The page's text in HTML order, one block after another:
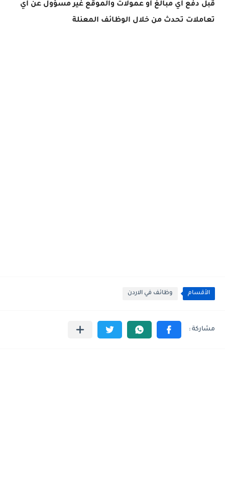
قبل دفع أي مبالغ أو عمولات والموقع غير مسؤول عن أي
تعاملات تحدث من خلال الوظائف المعنلة
الأقسام وظائف في الاردن